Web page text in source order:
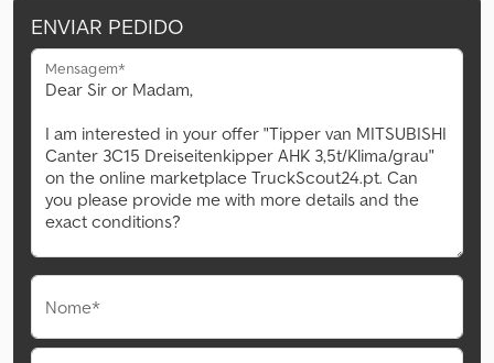
ENVIAR PEDIDO
Mensagem*
Nome*